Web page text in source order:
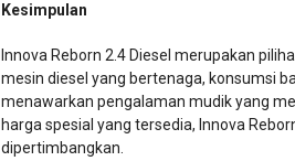
Kesimpulan
Innova Reborn 2.4 Diesel merupakan
mesin diesel yang bertenaga, konsumsi
menawarkan pengalaman mudik yang
harga spesial yang tersedia, Innova
dipertimbangkan.